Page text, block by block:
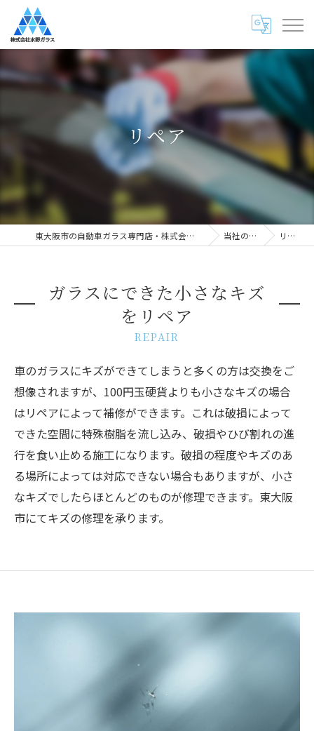
リペア
東大阪市の自動車ガラス専門店・株式会社水野ガラス 当社の特徴 リペア
ガラスにできた小さなキズ
をリペア
REPAIR
車のガラスにキズができてしまうと多くの方は交換をご
想像されますが、100円玉硬貨よりも小さなキズの場合
はリペアによって補修ができます。これは破損によって
できた空間に特殊樹脂を流し込み、破損やひび割れの進
行を食い止める施工になります。破損の程度やキズのあ
る場所によっては対応できない場合もありますが、小さ
なキズでしたらほとんどのものが修理できます。東大阪
市にてキズの修理を承ります。